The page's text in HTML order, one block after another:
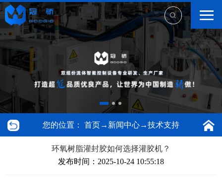
您的位置： 首页→ 新闻中心→技术支持
环氧树脂灌封胶如何选择灌胶机？
发布时间：2025-10-24 10:55:18